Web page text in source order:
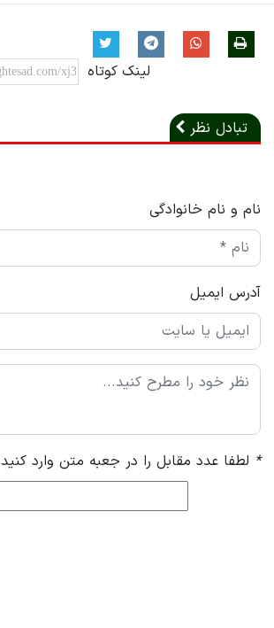
لینک کوتاه
تبادل نظر
نام و نام خانوادگی
آدرس ایمیل
* لطفا عدد مقابل را در جعبه متن وارد کنید